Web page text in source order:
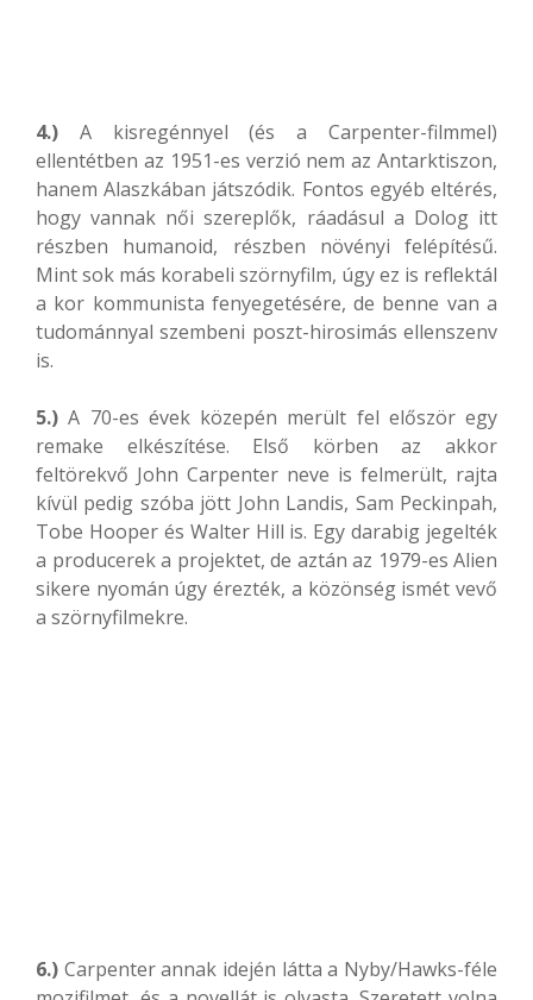
4.) A kisregénnyel (és a Carpenter-filmmel)
ellentétben az 1951-es verzió nem az Antarktiszon,
hanem Alaszkában játszódik. Fontos egyéb eltérés,
hogy vannak női szereplők, ráadásul a Dolog itt
részben humanoid, részben növényi felépítésű.
Mint sok más korabeli szörnyfilm, úgy ez is reflektál
a kor kommunista fenyegetésére, de benne van a
tudománnyal szembeni poszt-hirosimás ellenszenv
is.
5.)A 70-es évek közepén merült fel először egy
remake elkészítése. Első körben az akkor
feltörekvő John Carpenter neve is felmerült, rajta
kívül pedig szóba jött John Landis, Sam Peckinpah,
Tobe Hooper és Walter Hill is. Egy darabig jegelték
a producerek a projektet, de aztán az 1979-es Alien
sikere nyomán úgy érezték, a közönség ismét vevő
a szörnyfilmekre.
6.) Carpenter annak idején látta a Nyby/Hawks-féle